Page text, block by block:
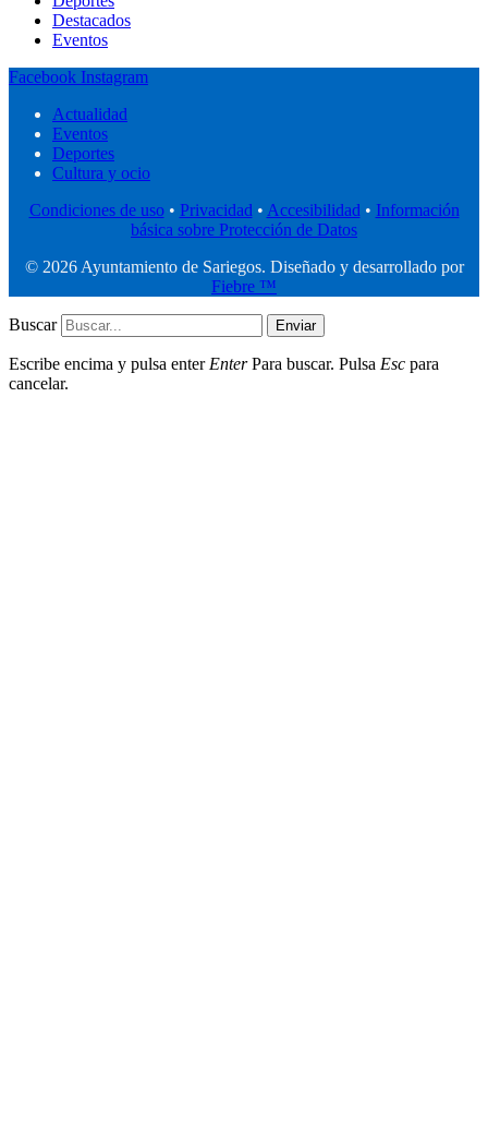
Destacados
Eventos
Facebook Instagram
Actualidad
Eventos
Deportes
Cultura y ocio
Condiciones de uso• Privacidad • Accesibilidad • Información
básica sobre Protección de Datos
© 2026 Ayuntamiento de Sariegos. Diseñado y desarrollado por
Fiebre ™
Buscar Enviar
Escribe encima y pulsa enter EnterPara buscar. Pulsa Esc para
cancelar.